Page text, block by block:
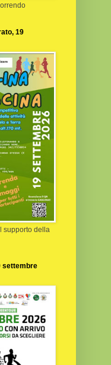
19
supporto della
settembre